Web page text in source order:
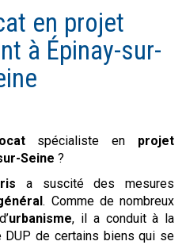
en projet
à Épinay-sur-
spécialiste en projet
Seine ?
a suscité des mesures
. Comme de nombreux
urbanisme, il a conduit à la
DUP de certains biens qui se